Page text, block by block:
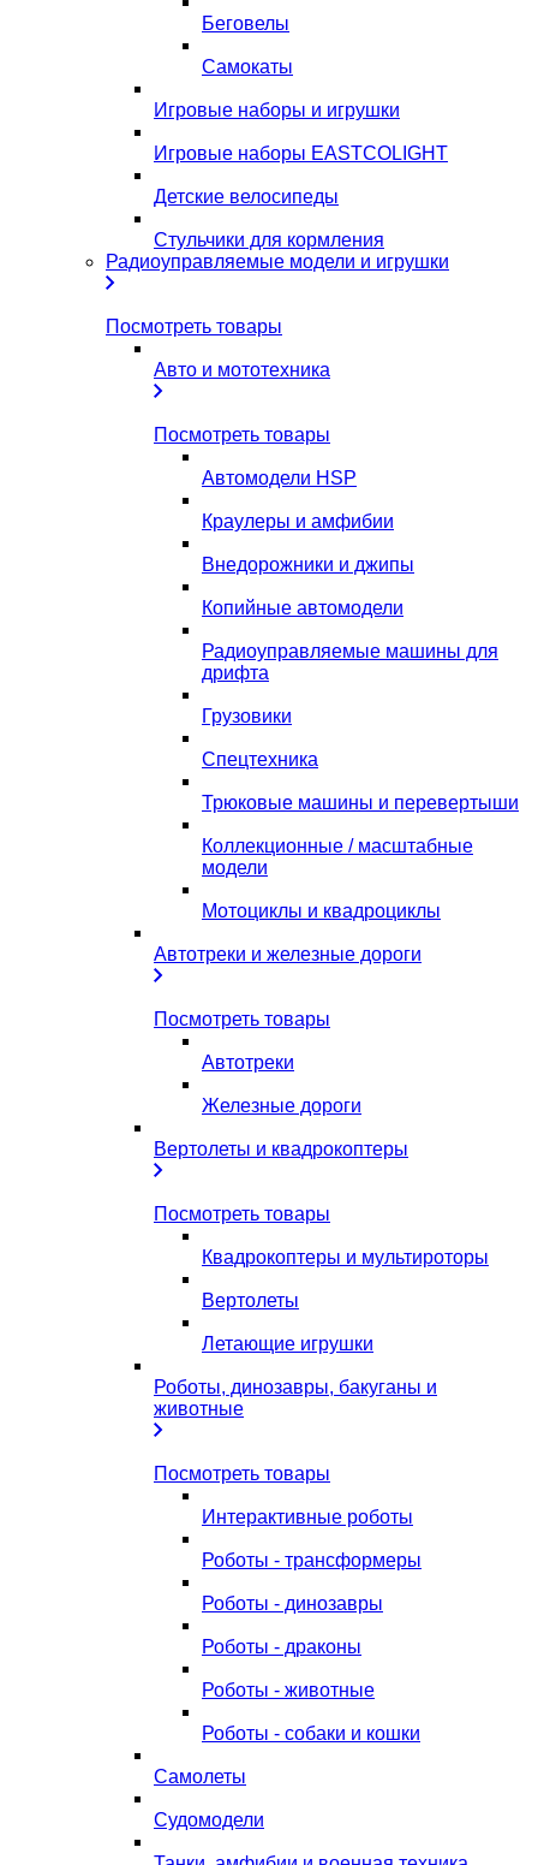
Беговелы
Самокаты
Игровые наборы и игрушки
Игровые наборы EASTCOLIGHT
Детские велосипеды
Стульчики для кормления
Радиоуправляемые модели и игрушки
Посмотреть товары
Авто и мототехника
Посмотреть товары
Автомодели HSP
Краулеры и амфибии
Внедорожники и джипы
Копийные автомодели
Радиоуправляемые машины для
дрифта
Грузовики
Спецтехника
Трюковые машины и перевертыши
Коллекционные / масштабные
модели
Мотоциклы и квадроциклы
Автотреки и железные дороги
Посмотреть товары
Автотреки
Железные дороги
Вертолеты и квадрокоптеры
Посмотреть товары
Квадрокоптеры и мультироторы
Вертолеты
Летающие игрушки
Роботы, динозавры, бакуганы и
животные
Посмотреть товары
Интерактивные роботы
Роботы - трансформеры
Роботы - динозавры
Роботы - драконы
Роботы - животные
Роботы - собаки и кошки
Самолеты
Судомодели